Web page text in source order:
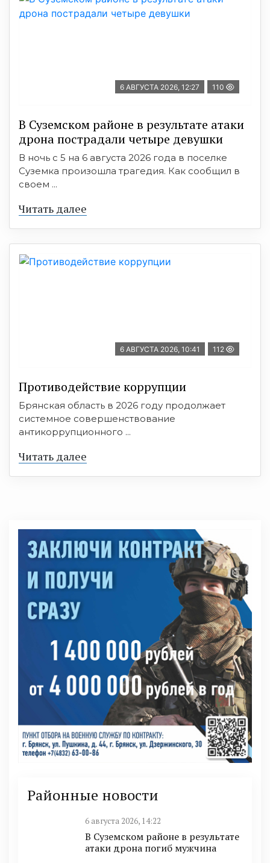
6 АВГУСТА 2026, 12:27 110
В Суземском районе в результате атаки
дрона пострадали четыре девушки
В ночь с 5 на 6 августа 2026 года в поселке
Суземка произошла трагедия. Как сообщил в
своем ...
Читать далее
6 АВГУСТА 2026, 10:41 112
Противодействие коррупции
Брянская область в 2026 году продолжает
системное совершенствование
антикоррупционного ...
Читать далее
Районные новости
6 августа 2026, 14:22
В Суземском районе в результате
атаки дрона погиб мужчина